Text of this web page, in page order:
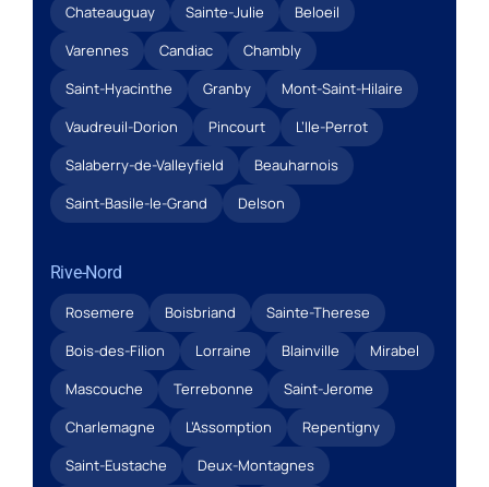
Chateauguay
Sainte-Julie
Beloeil
Varennes
Candiac
Chambly
Saint-Hyacinthe
Granby
Mont-Saint-Hilaire
Vaudreuil-Dorion
Pincourt
L’Ile-Perrot
Salaberry-de-Valleyfield
Beauharnois
Saint-Basile-le-Grand
Delson
Rive-Nord
Rosemere Boisbriand
Sainte-Therese
Bois-des-Filion
Lorraine Blainville
Mirabel
Mascouche
Terrebonne
Saint-Jerome
Charlemagne
L’Assomption
Repentigny
Saint-Eustache
Deux-Montagnes